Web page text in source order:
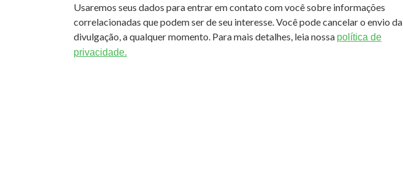
Usaremos seus dados para entrar em contato com você sobre informações
correlacionadas que podem ser de seu interesse. Você pode cancelar o envio da
divulgação, a qualquer momento. Para mais detalhes, leia nossa política de
privacidade.